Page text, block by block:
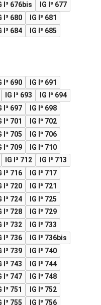
I³ 676bis
IG I³ 677
I³ 680
IG I³ 681
I³ 684
IG I³ 685
I³ 690
IG I³ 691
IG I³ 693
IG I³ 694
I³ 697
IG I³ 698
I³ 701
IG I³ 702
I³ 705
IG I³ 706
I³ 709
IG I³ 710
IG I³ 712
IG I³ 713
I³ 716
IG I³ 717
I³ 720
IG I³ 721
I³ 724
IG I³ 725
I³ 728
IG I³ 729
I³ 732
IG I³ 733
I³ 736
IG I³ 736bis
I³ 739
IG I³ 740
I³ 743
IG I³ 744
I³ 747
IG I³ 748
I³ 751
IG I³ 752
I³ 755
IG I³ 756